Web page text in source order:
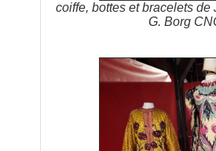
coiffe, bottes et bracelets
G. Borg